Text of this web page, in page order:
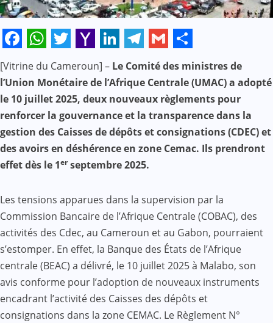
Facebook
WhatsApp
Twitter
Yahoo
Mail
LinkedIn
Telegram
GmailShare
[Vitrine du Cameroun] – Le Comité des ministres de
l’Union Monétaire de l’Afrique Centrale (UMAC) a adopté
le 10 juillet 2025, deux nouveaux règlements pour
renforcer la gouvernance et la transparence dans la
gestion des Caisses de dépôts et consignations (CDEC) et
des avoirs en déshérence en zone Cemac. Ils prendront
effet dès le 1erseptembre 2025.
Les tensions apparues dans la supervision par la
Commission Bancaire de l’Afrique Centrale (COBAC), des
activités des Cdec, au Cameroun et au Gabon, pourraient
s’estomper. En effet, la Banque des États de l’Afrique
centrale (BEAC) a délivré, le 10 juillet 2025 à Malabo, son
avis conforme pour l’adoption de nouveaux instruments
encadrant l’activité des Caisses des dépôts et
consignations dans la zone CEMAC. Le Règlement N°